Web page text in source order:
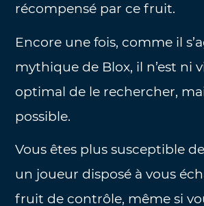
récompensé par ce fruit.
Encore une fois, comme il
mythique de Blox, il n’est ni
optimal de le rechercher,
possible.
Vous êtes plus susceptible
un joueur disposé à vous
fruit de contrôle, même si